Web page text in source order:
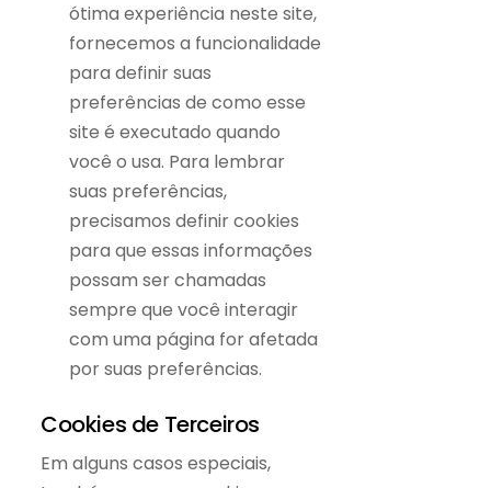
ótima experiência neste site,
fornecemos a funcionalidade
para definir suas
preferências de como esse
site é executado quando
você o usa. Para lembrar
suas preferências,
precisamos definir cookies
para que essas informações
possam ser chamadas
sempre que você interagir
com uma página for afetada
por suas preferências.
Cookies de Terceiros
Em alguns casos especiais,